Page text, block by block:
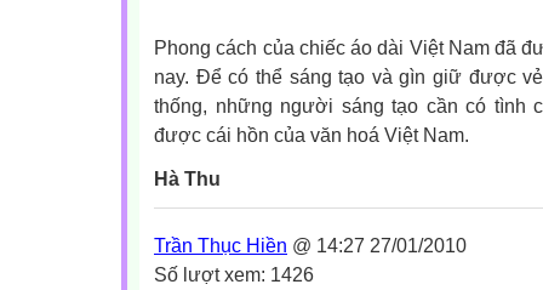
Phong cách của chiếc áo dài Việt Nam đã
nay. Để có thể sáng tạo và gìn giữ được
thống, những người sáng tạo cần có tình
được cái hồn của văn hoá Việt Nam.
Hà Thu
Trần Thục Hiền @ 14:27 27/01/2010
Số lượt xem: 1426